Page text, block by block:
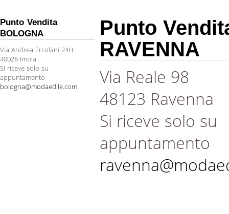
Punto Vendita
BOLOGNA
Via Andrea Ercolani 24H
40026 Imola
Si riceve solo su
appuntamento
bologna@modaedile.com
Punto
RAVENNA
Via Reale 98
48123 Ravenna
Si riceve solo su
appuntamento